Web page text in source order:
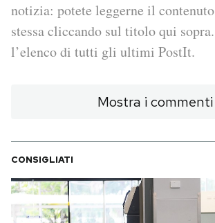
PODCAST
SHOP
CALENDARIO
notizia: potete leggerne il
stessa cliccando sul titolo qui sopra.
l’elenco di tutti gli ultimi PostIt.
Mostra i commenti
CONSIGLIATI